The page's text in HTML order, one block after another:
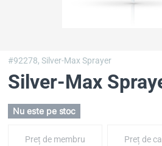
#92278,Silver-Max Sprayer
Silver-Max
Nu este pe stoc
Preț de membru Preț de